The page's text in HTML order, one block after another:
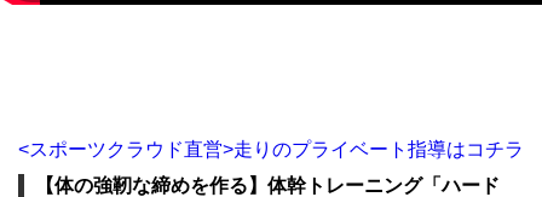
<スポーツクラウド直営>走りのプライベート指導はコチラ
【体の強靭な締めを作る】体幹トレーニング「ハード